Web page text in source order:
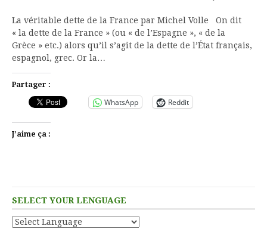
La véritable dette de la France par Michel Volle On dit
« la dette de la France » (ou « de l’Espagne », « de la
Grèce » etc.) alors qu’il s’agit de la dette de l’État français,
espagnol, grec. Or la…
Partager :
WhatsApp Reddit
J’aime ça :
SELECT YOUR LENGUAGE